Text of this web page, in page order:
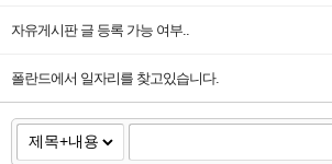
자유게시판 글 등록 가능 여부..
폴란드에서 일자리를 찾고있습니다.